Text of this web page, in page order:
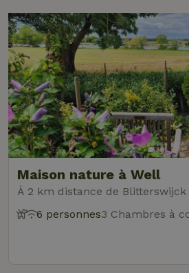
Maison nature à Well
À 2 km distance de Blitterswijck
6 personnes3 Chambres à